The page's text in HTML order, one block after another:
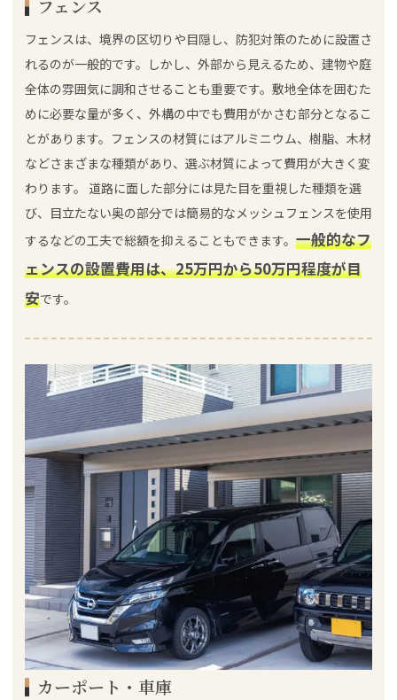
フェンス
フェンスは、境界の区切りや目隠し、防犯対策のために設置さ
れるのが一般的です。しかし、外部から見えるため、建物や庭
全体の雰囲気に調和させることも重要です。敷地全体を囲むた
めに必要な量が多く、外構の中でも費用がかさむ部分となるこ
とがあります。フェンスの材質にはアルミニウム、樹脂、木材
などさまざまな種類があり、選ぶ材質によって費用が大きく変
わります。 道路に面した部分には見た目を重視した種類を選
び、目立たない奥の部分では簡易的なメッシュフェンスを使用
するなどの工夫で総額を抑えることもできます。 一般的なフ
ェンスの設置費用は、25万円から50万円程度が目
安です。
カーポート・車庫